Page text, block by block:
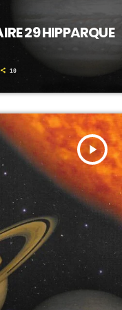
29 HIPPARQUE
10
play_arrow